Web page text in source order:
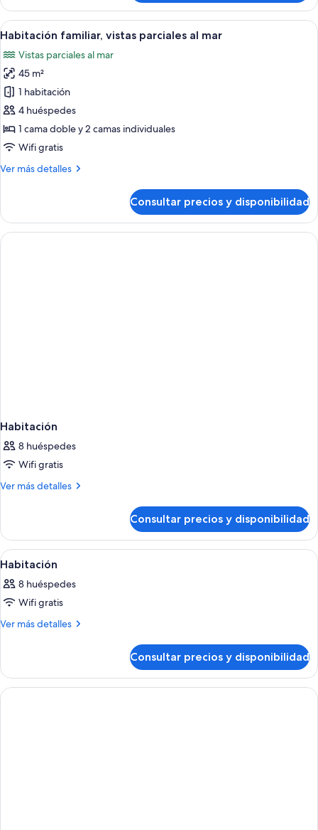
estándar,
vistas
al
Abrir
todas
las
fotos
de
Habitación
familiar,
vistas
parciales
al
Habitación de hotel moderna con
4
Habitación familiar, vistas parciales al mar
Vistas parciales al mar
45 m²
1 habitación
4 huéspedes
1 cama doble y 2 camas individuales
Wifi gratis
Ver más detalles
Más
familiar,
vistas
parciales
Consultar precios y disponibilidad
Habitación
8 huéspedes
Wifi gratis
Ver más detalles
Más
Consultar precios y disponibilidad
Abrir
todas
las
fotos
de
Una habitación de hotel con una
4
Habitación
8 huéspedes
Wifi gratis
Ver más detalles
Más
Consultar precios y disponibilidad